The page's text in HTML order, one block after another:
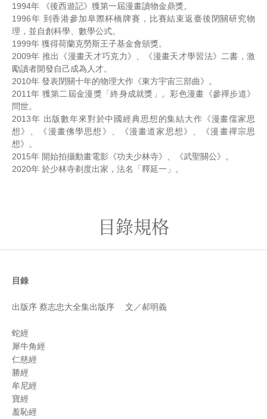
1994年 《後西遊記》獲第一屆漫畫讀物金鼎獎。
1996年 到香港參加阜際杯橋牌賽，比賽結束返臺後閉關研究物
理，並自創科學、數學公式。
1999年 獲得荷蘭克勞斯王子基金會頒獎。
2009年 推出《漫畫天才巧克力》、《漫畫天才學習法》二書，激
勵讀者開發自己成為人才。
2010年 發表閉關十年的物理大作《東方宇宙三部曲》。
2011年 獲第二屆金漫獎「終身成就獎」。彩色漫畫《參禪步道》
問世。
2013年 出版數年來對於中國經典思想的集結大作《漫畫儒家思
想》、《漫畫佛學思想》、《漫畫道家思想》、《漫畫禪宗思
想》。
2015年 開始拍攝動畫電影《功夫少林寺》、《武聖關公》。
2020年 於少林寺剃度出家，法名「釋延一」。
目錄規格
目錄
出版序 蔡志忠大全集出版序 文／郝明義
蛇經
犀牛角經
仁慈經
勝經
牟尼經
寶經
羞恥經